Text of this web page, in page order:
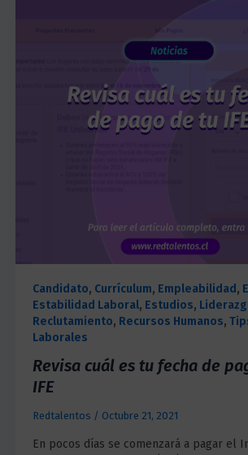
Candidato, Currículum, Empleabilidad ,
Estabilidad Laboral, Estudios,
Reclutamiento, Recursos Humanos,
Laborales
Revisa cuál es tu fecha de
IFE
Redtalentos / Octubre 21, 2021
En pocos días se comenzará a pagar el